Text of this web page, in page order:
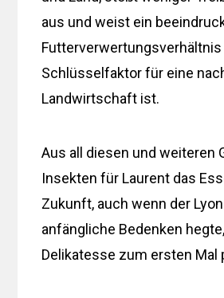
aus und weist ein
Futterverwertungsverhältnis
Schlüsselfaktor für eine
Landwirtschaft ist.
Aus all diesen und weiteren
Insekten für Laurent das
Zukunft, auch wenn der
anfängliche Bedenken
Delikatesse zum ersten Mal